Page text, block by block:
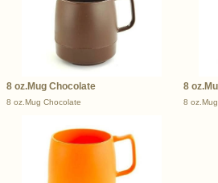
8 oz.Mug Chocolate
8 oz.Mug Chocolate
8
8